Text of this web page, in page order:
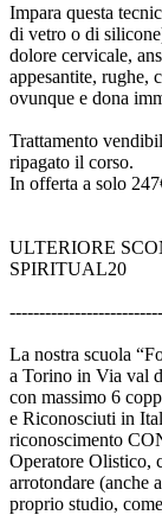
Impara questa
di vetro o di
dolore cervicale,
appesantite, rughe,
ovunque e dona
Trattamento
ripagato il corso.
In offerta a solo
ULTERIORE
SPIRITUAL20
La nostra scuola
a Torino in Via val
con massimo 6
e Riconosciuti in
riconoscimento
Operatore Olistico,
arrotondare (anche
proprio studio,